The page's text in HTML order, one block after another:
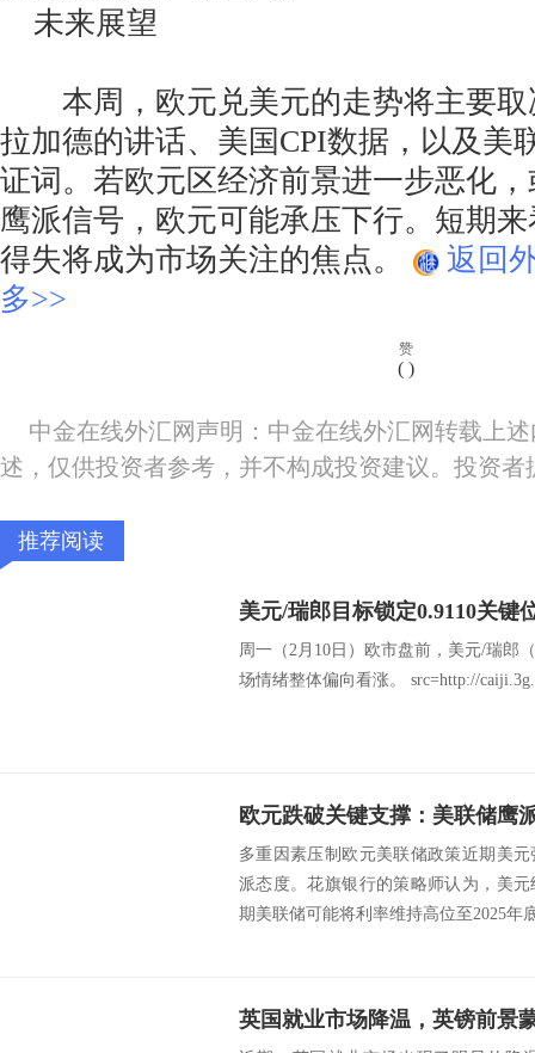
未来展望
本周，欧元兑美元的走势将主要取
拉加德的讲话、美国CPI数据，以及美
证词。若欧元区经济前景进一步恶化
鹰派信号，欧元可能承压下行。短期来
得失将成为市场关注的焦点。
返回
多>>
赞
( )
中金在线外汇网声明：中金在线外汇网转载上
述，仅供投资者参考，并不构成投资建议。投资
推荐阅读
周一（2月10日）欧市盘前，美元/瑞郎
场情绪整体偏向看涨。 src=http://
欧元跌破关键支撑：美联储鹰
多重因素压制欧元美联储政策近期美
派态度。花旗银行的策略师认为，美
期美联储可能将利率维持高位至2025年
英国就业市场降温，英镑前景